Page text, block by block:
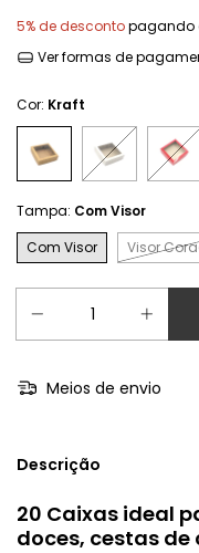
5% de descontopagando
Ver formas de
Cor: Kraft
Tampa: Com Visor
Com Visor
Visor
Meios de envio
Descrição
20 Caixas ideal
doces, cestas